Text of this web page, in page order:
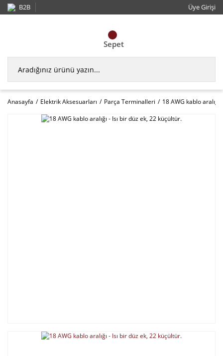
B2B Üye Girişi
Sepet
Anasayfa Elektrik Aksesuarları Parça Terminalleri 18 AWG kablo